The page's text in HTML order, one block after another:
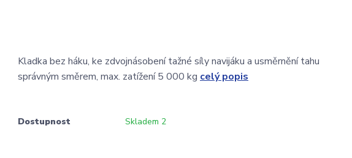
Kladka bez háku, ke zdvojnásobení tažné síly navijáku a usměrnění tahu
správným směrem, max. zatížení 5 000 kg celý popis
Dostupnost Skladem 2